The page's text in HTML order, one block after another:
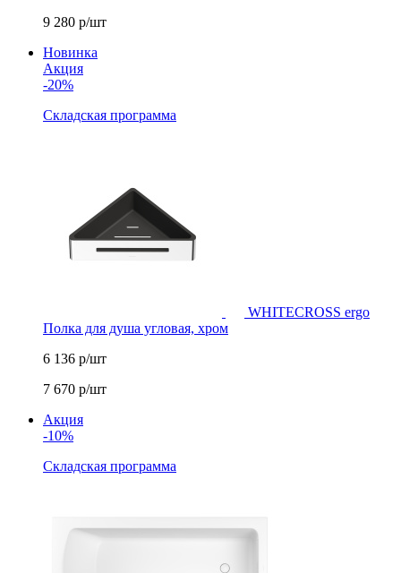
9 280 р/шт
Новинка
Акция
-20%
Складская программа
WHITECROSS ergo
Полка для душа угловая, хром
6 136 р/шт
7 670 р/шт
Акция
-10%
Складская программа